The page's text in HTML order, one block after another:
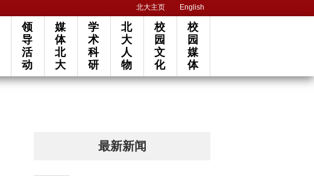
北大主页 English
领
导
活
动
媒
体
北
大
学
术
科
研
北
大
人
物
校
园
文
化
校
园
媒
体
最新新闻